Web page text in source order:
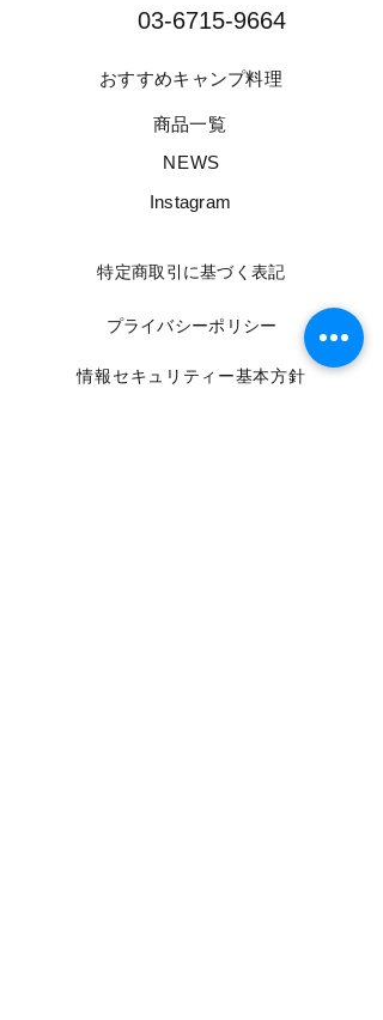
03-6715-9664​
​おすすめキャンプ料理
​商品一覧
​NEWS
​Instagram
​特定商取引に基づく表記
​プライバシーポリシー
​情報セキュリティー基本方針